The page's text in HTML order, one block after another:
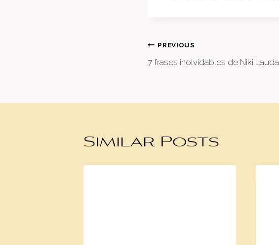
Post
navigation
PREVIOUS
7 frases inolvidables de Niki Lauda
Similar Posts